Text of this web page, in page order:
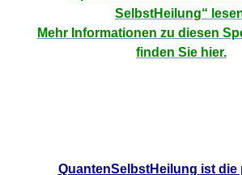
SelbstHeilung“
Mehr Informationen zu diesen
finden Sie hier.
QuantenSelbstHeilung ist die